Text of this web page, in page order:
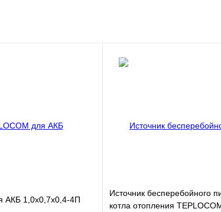
В корзину
АКБ 1,0х0,7х0,4-4П
Источник бесперебойного
котла отопления